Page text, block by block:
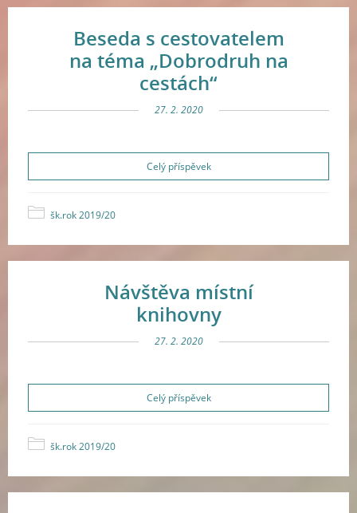
Beseda s cestovatelem
na téma „Dobrodruh na
cestách“
27. 2. 2020
Celý příspěvek
šk.rok 2019/20
Návštěva místní
knihovny
27. 2. 2020
Celý příspěvek
šk.rok 2019/20